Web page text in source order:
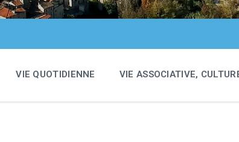
VIE QUOTIDIENNE VIE ASSOCIATIVE,